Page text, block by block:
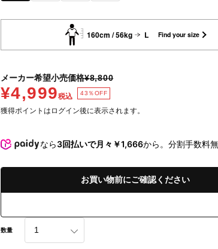
160cm / 56kg L Find your size
メーカー希望小売価格¥8,800
¥4,999税込 43％OFF
獲得ポイントはログイン後に表示されます。
なら3回払いで月々￥1,666から。分割手数料
お買い物前にご確認ください
数量